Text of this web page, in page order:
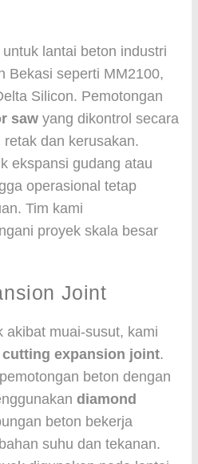
lantai beton industri
Bekasi seperti MM2100,
Silicon. Pemotongan
saw yang dikontrol secara
dan kerusakan.
ekspansi gudang atau
operasional tetap
Tim kami
proyek skala besar
Joint
akibat muai-susut, kami
cutting expansion joint.
beton dengan
diamond
beton bekerja
suhu dan tekanan.